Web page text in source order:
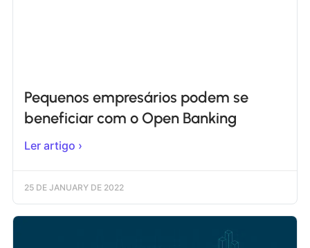
Pequenos empresários podem se
beneficiar com o Open Banking
Ler artigo ›
25 DE JANUARY DE 2022